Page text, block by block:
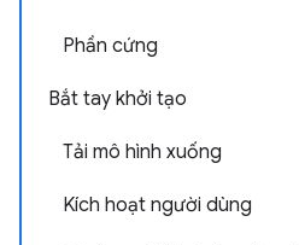
Phần cứng
Bắt tay khởi tạo
Tải mô hình xuống
Kích hoạt người dùng